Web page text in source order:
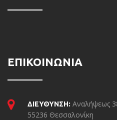
ΕΠΙΚΟΙΝΩΝΙΑ
ΔΙΕΥΘΥΝΣΗ: Αναλήψεως
55236 Θεσσαλονίκη